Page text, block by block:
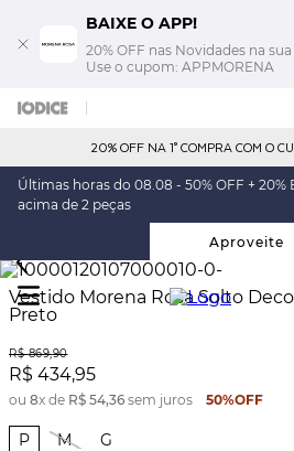
BAIXE O APP!
20% OFF nas Novidades na sua
Use o cupom: APPMORENA
20% OFF NA 1° COMPRA COM O
Últimas horas do 08.08 - 50% OFF + 20%
acima de 2 peças
Aproveite
Vestido Morena Rosa Solto
Preto
R$ 869,90
R$ 434,95
ou 8x de R$ 54,36 sem juros 50%OFF
P M G